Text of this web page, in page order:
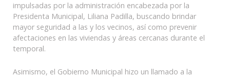
impulsadas por la administración encabezada por la
Presidenta Municipal, Liliana Padilla, buscando brindar
mayor seguridad a las y los vecinos, así como prevenir
afectaciones en las viviendas y áreas cercanas durante el
temporal.
Asimismo, el Gobierno Municipal hizo un llamado a la